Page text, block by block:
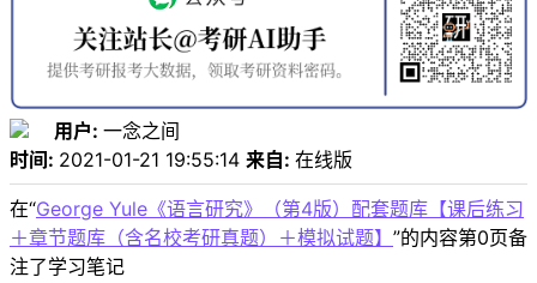
用户: 一念之间
时间: 2021-01-21 19:55:14 来自: 在线版
在“George Yule《语言研究》（第4版）配套题库【课后练习
＋章节题库（含名校考研真题）＋模拟试题】 ”的内容第0页备
注了学习笔记